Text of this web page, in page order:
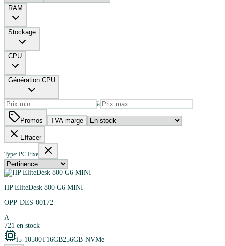
RAM
Stockage
CPU
Génération CPU
à
Promos TVA marge
Effacer
Type: PC Fixe
HP EliteDesk 800 G6 MINI
OPP-DES-00172
A
721 en stock
i5-10500T16GB256GB-NVMe